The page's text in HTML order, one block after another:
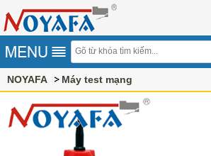
NOYAFA Máy test mạng